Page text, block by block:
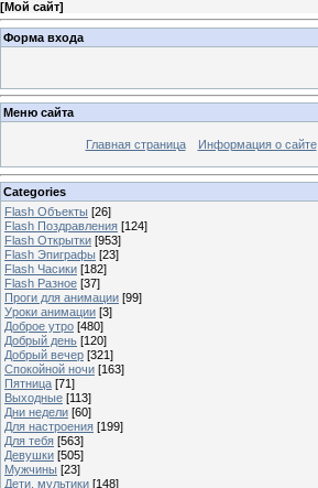
[Мой сайт]
Форма входа
Меню сайта
Главная страница Информация о сайте
Categories
Flash Объекты [26]
Flash Поздравления [124]
Flash Открытки [953]
Flash Эпиграфы [23]
Flash Часики [182]
Flash Разное [37]
Проги для анимации [99]
Уроки анимации [3]
Доброе утро [480]
Добрый день [120]
Добрый вечер [321]
Спокойной ночи [163]
Пятница [71]
Выходные [113]
Дни недели [60]
Для настроения [199]
Для тебя [563]
Девушки [505]
Мужчины [23]
Дети, мультики [148]